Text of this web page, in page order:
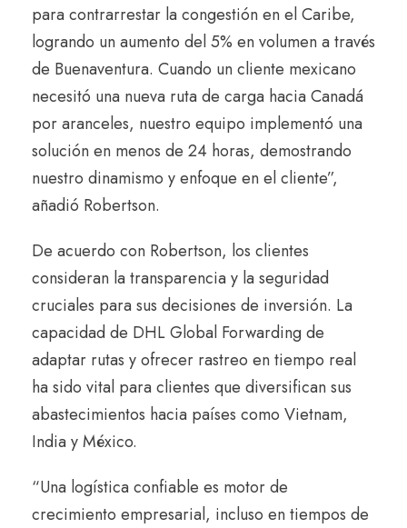
para contrarrestar la congestión en el Caribe,
logrando un aumento del 5% en volumen a través
de Buenaventura. Cuando un cliente mexicano
necesitó una nueva ruta de carga hacia Canadá
por aranceles, nuestro equipo implementó una
solución en menos de 24 horas, demostrando
nuestro dinamismo y enfoque en el cliente”,
añadió Robertson.
De acuerdo con Robertson, los clientes
consideran la transparencia y la seguridad
cruciales para sus decisiones de inversión. La
capacidad de DHL Global Forwarding de
adaptar rutas y ofrecer rastreo en tiempo real
ha sido vital para clientes que diversifican sus
abastecimientos hacia países como Vietnam,
India y México.
“Una logística confiable es motor de
crecimiento empresarial, incluso en tiempos de